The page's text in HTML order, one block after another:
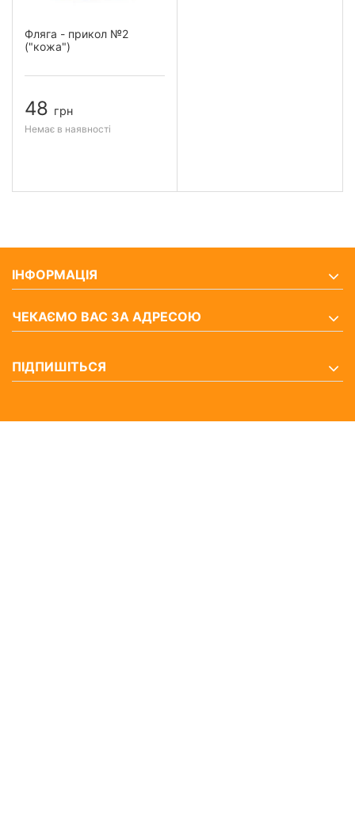
Фляга - прикол №2
("кожа")
48 грн
Немає в наявності
ІНФОРМАЦІЯ
ЧЕКАЄМО ВАС ЗА АДРЕСОЮ
ПІДПИШІТЬСЯ